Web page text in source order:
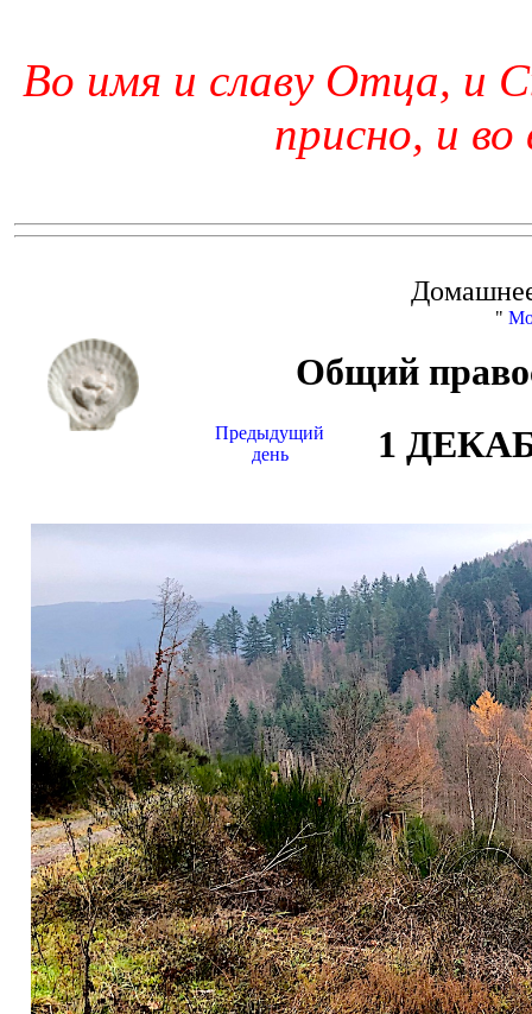
Во имя и славу Отца, и
присно, и во
"
Общий
Предыдущий
день
1